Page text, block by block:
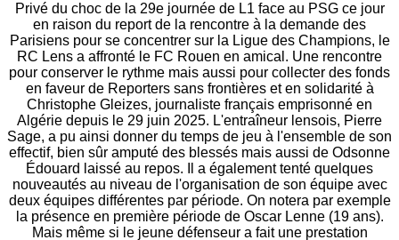
Privé du choc de la 29e journée de L1 face au PSG ce jour
en raison du report de la rencontre à la demande des
Parisiens pour se concentrer sur la Ligue des Champions, le
RC Lens a affronté le FC Rouen en amical. Une rencontre
pour conserver le rythme mais aussi pour collecter des fonds
en faveur de Reporters sans frontières et en solidarité à
Christophe Gleizes, journaliste français emprisonné en
Algérie depuis le 29 juin 2025. L'entraîneur lensois, Pierre
Sage, a pu ainsi donner du temps de jeu à l'ensemble de son
effectif, bien sûr amputé des blessés mais aussi de Odsonne
Édouard laissé au repos. Il a également tenté quelques
nouveautés au niveau de l'organisation de son équipe avec
deux équipes différentes par période. On notera par exemple
la présence en première période de Oscar Lenne (19 ans).
Mais même si le jeune défenseur a fait une prestation